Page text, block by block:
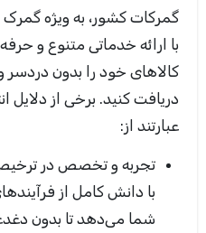
گمرکات کشور، به ویژه
با ارائه خدماتی متنوع و
کالاهای خود را بدون دردسر
دریافت کنید. برخی از
عبارتند از:
تجربه و تخصص در
با دانش کامل از
شما می‌دهد تا بدون